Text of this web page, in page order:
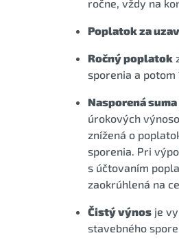
ročne, vždy na
Poplatok za
Ročný poplatok
sporenia a potom
Nasporená suma
úrokových
znížená o
sporenia. Pri
s účtovaním
zaokrúhlená na
Čistý výnos je
stavebného